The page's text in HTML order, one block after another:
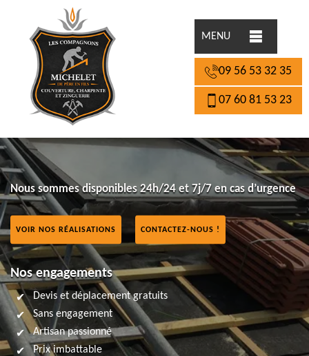
MENU
09 56 53 32 35
07 60 81 53 23
Nous sommes disponibles 24h/24 et 7j/7 en cas d’urgence
VOIR NOS RÉALISATIONS CONTACTEZ-NOUS !
Nos engagements
Devis et déplacement gratuits
Sans engagement
Artisan passionné
Prix imbattable